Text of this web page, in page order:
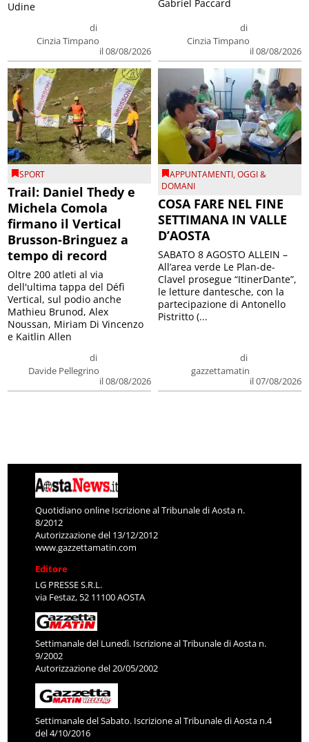
di
Cinzia Timpano
il 08/08/2026
Udine
di
Cinzia Timpano
il 08/08/2026
Gabriel Paccard
SPORT
Trail: Daniel Thedy e
Michela Comola
firmano il Vertical
Brusson-Bringuez a
tempo di record
di
Davide Pellegrino
il 08/08/2026
Oltre 200 atleti al via
dell'ultima tappa del Défì
Vertical, sul podio anche
Mathieu Brunod, Alex
Noussan, Miriam Di Vincenzo
e Kaitlin Allen
APPUNTAMENTI,OGGI &
DOMANI
COSA FARE NEL FINE
SETTIMANA IN VALLE
D’AOSTA
di
gazzettamatin
il 07/08/2026
SABATO 8 AGOSTO ALLEIN –
All’area verde Le Plan-de-
Clavel prosegue “ItinerDante”,
le letture dantesche, con la
partecipazione di Antonello
Pistritto (...
Quotidiano online Iscrizione al Tribunale di Aosta n.
8/2012
Autorizzazione del 13/12/2012
www.gazzettamatin.com
Editore
LG PRESSE S.R.L.
via Festaz, 52 11100 AOSTA
Settimanale del Lunedì. Iscrizione al Tribunale di Aosta n.
9/2002
Autorizzazione del 20/05/2002
Settimanale del Sabato. Iscrizione al Tribunale di Aosta n.4
del 4/10/2016